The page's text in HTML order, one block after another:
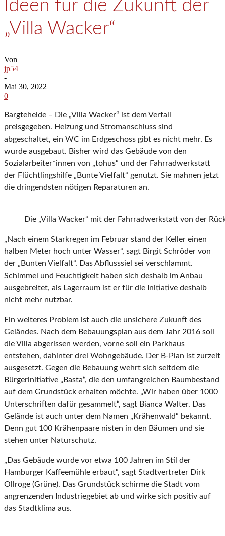
Ideen für die Zukunft der
„Villa Wacker“
Von
jp54
-
Mai 30, 2022
0
Bargteheide – Die „Villa Wacker“ ist dem Verfall
preisgegeben. Heizung und Stromanschluss sind
abgeschaltet, ein WC im Erdgeschoss gibt es nicht mehr. Es
wurde ausgebaut. Bisher wird das Gebäude von den
Sozialarbeiter*innen von „tohus“ und der Fahrradwerkstatt
der Flüchtlingshilfe „Bunte Vielfalt“ genutzt. Sie mahnen jetzt
die dringendsten nötigen Reparaturen an.
Die „Villa Wacker“ mit der Fahrradwerkstatt von der
„Nach einem Starkregen im Februar stand der Keller einen
halben Meter hoch unter Wasser“, sagt Birgit Schröder von
der „Bunten Vielfalt“. Das Abflusssiel sei verschlammt.
Schimmel und Feuchtigkeit haben sich deshalb im Anbau
ausgebreitet, als Lagerraum ist er für die Initiative deshalb
nicht mehr nutzbar.
Ein weiteres Problem ist auch die unsichere Zukunft des
Geländes. Nach dem Bebauungsplan aus dem Jahr 2016 soll
die Villa abgerissen werden, vorne soll ein Parkhaus
entstehen, dahinter drei Wohngebäude. Der B-Plan ist zurzeit
ausgesetzt. Gegen die Bebauung wehrt sich seitdem die
Bürgerinitiative „Basta“, die den umfangreichen Baumbestand
auf dem Grundstück erhalten möchte. „Wir haben über 1000
Unterschriften dafür gesammelt“, sagt Bianca Walter. Das
Gelände ist auch unter dem Namen „Krähenwald“ bekannt.
Denn gut 100 Krähenpaare nisten in den Bäumen und sie
stehen unter Naturschutz.
„Das Gebäude wurde vor etwa 100 Jahren im Stil der
Hamburger Kaffeemühle erbaut“, sagt Stadtvertreter Dirk
Ollroge (Grüne). Das Grundstück schirme die Stadt vom
angrenzenden Industriegebiet ab und wirke sich positiv auf
das Stadtklima aus.